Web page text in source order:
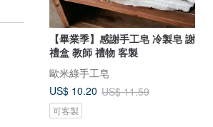
【畢業季】感謝手工皂 冷製皂 謝師
禮盒 教師 禮物 客製
歐米綠手工皂
US$ 10.20 US$ 11.59
可客製